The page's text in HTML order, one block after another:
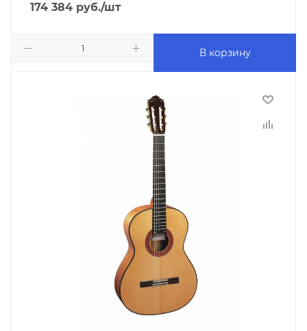
174 384 руб./шт
В корзину